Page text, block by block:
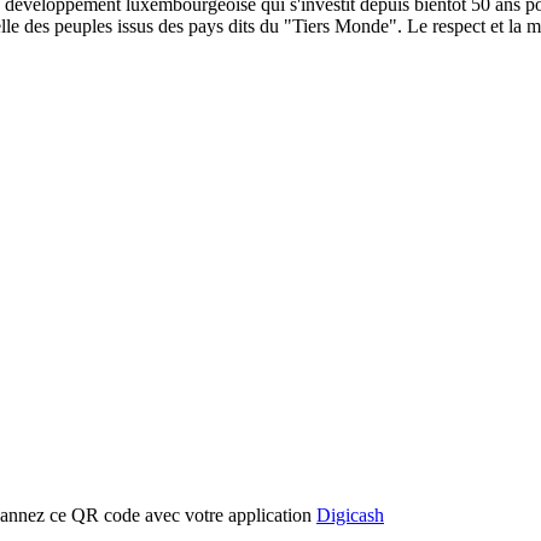
luxembourgeoise qui s'investit depuis bientôt 50 ans
des peuples issus des pays dits du "Tiers Monde". Le respect et la
ce QR code avec votre application Digicash